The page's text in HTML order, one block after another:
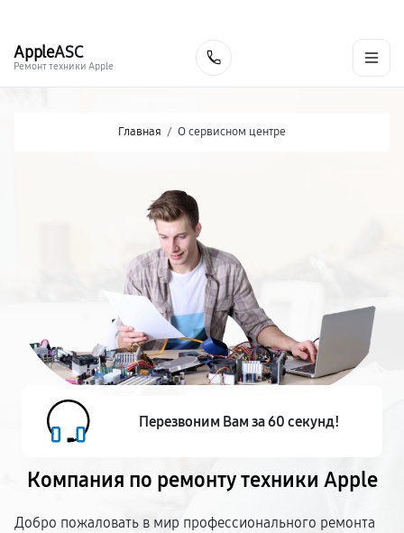
AppleASC
Ремонт техники Apple
Главная / О сервисном центре
Компания по ремонтутехники Apple
Добро пожаловать в мир профессионального ремонта
Перезвоним Вам за 60 секунд!